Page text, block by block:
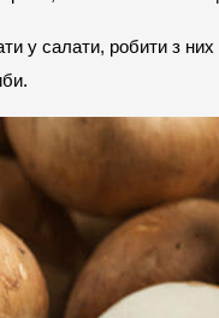
у салати, робити з них